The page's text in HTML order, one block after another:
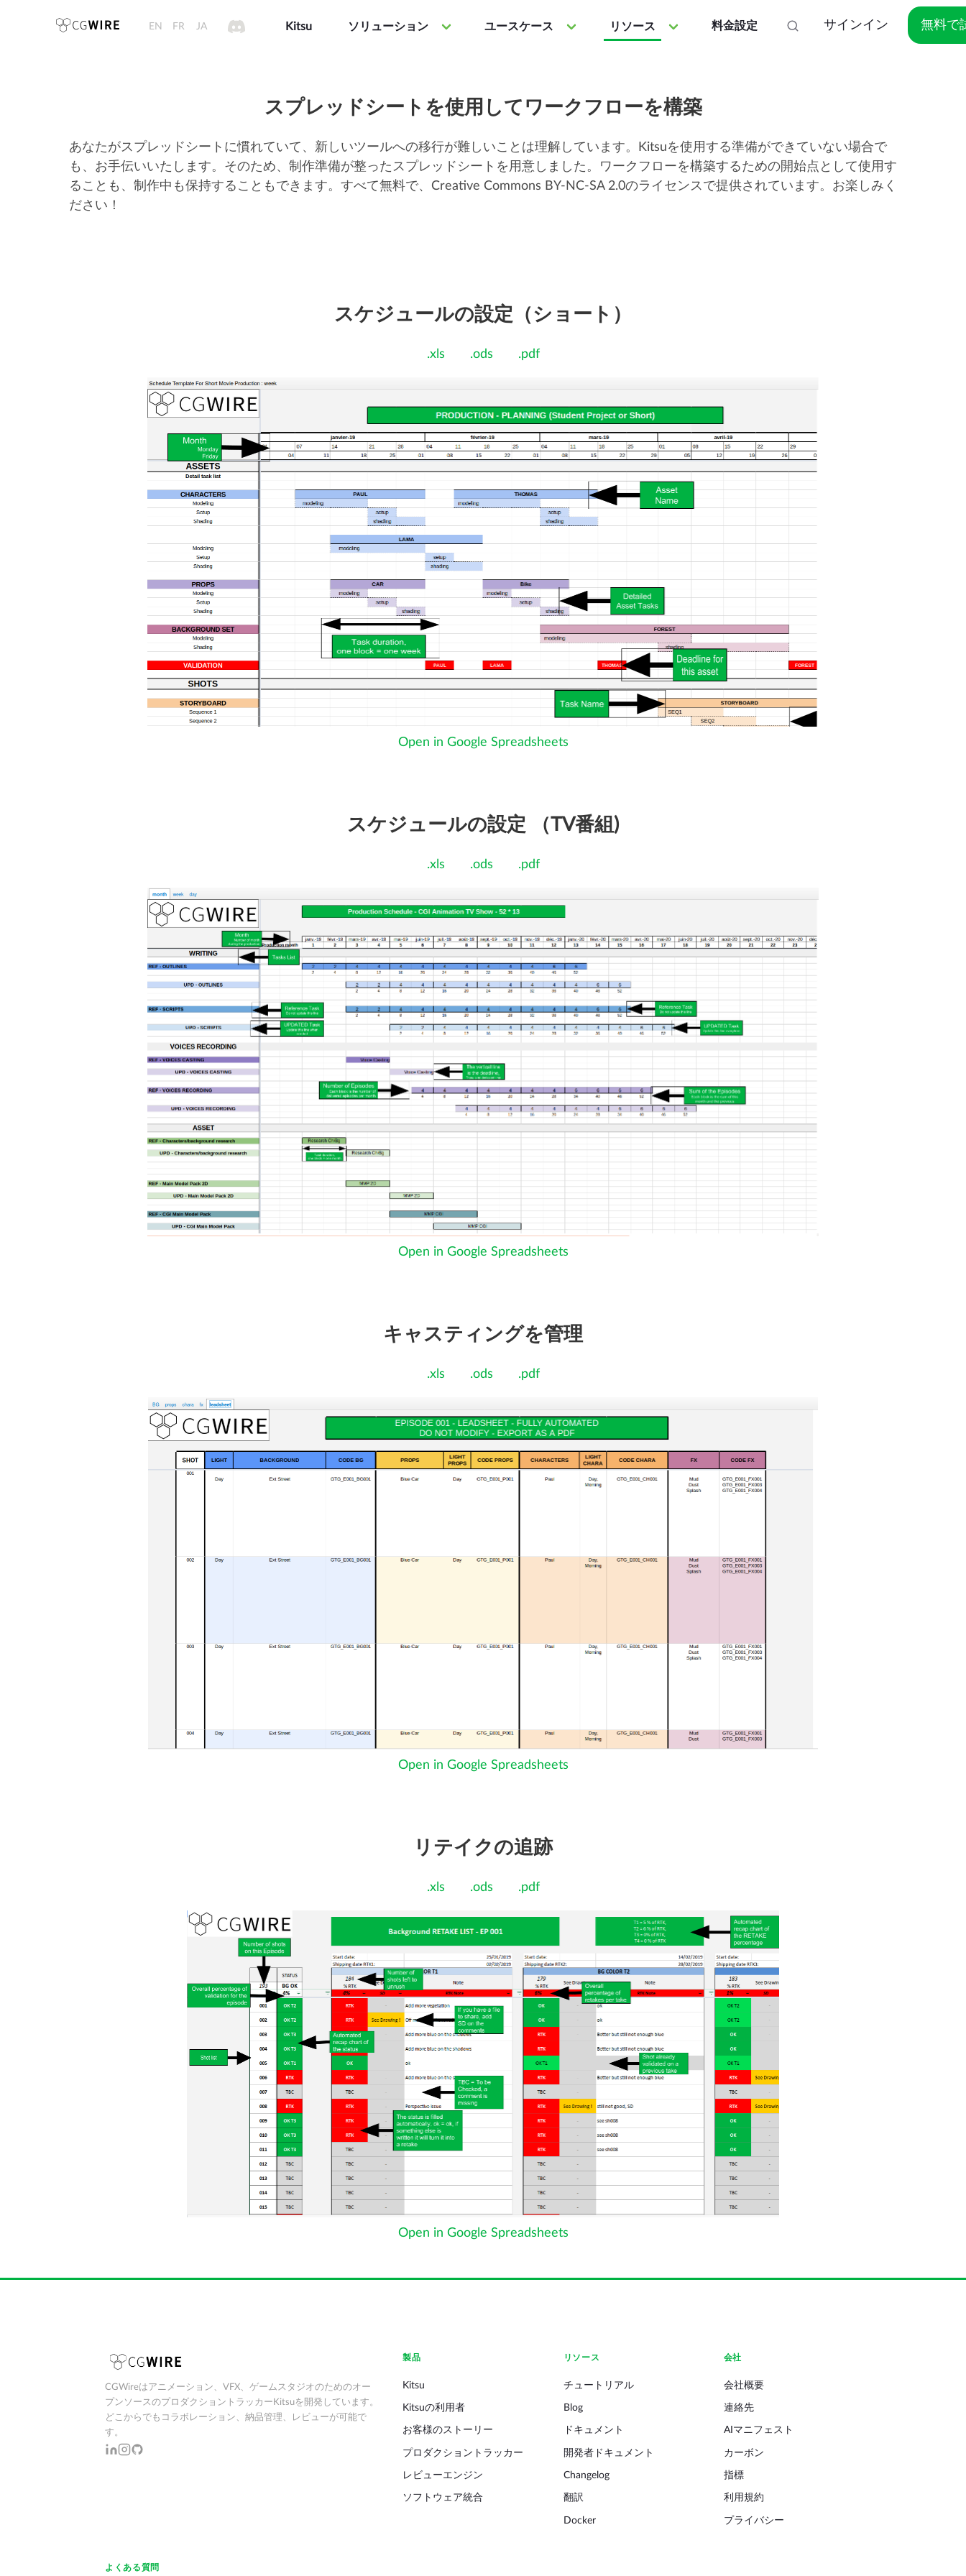
EN FR JA Kitsu ソリューション ユースケース リソース 料金設定 サインイン 無料で
スプレッドシートを使用してワークフローを構築
あなたがスプレッドシートに慣れていて、新しいツールへの移行が難しいことは理解しています。Kitsuを使用する準備ができていない場合で
も、お手伝いいたします。そのため、制作準備が整ったスプレッドシートを用意しました。ワークフローを構築するための開始点として使用す
ることも、制作中も保持することもできます。すべて無料で、Creative Commons BY-NC-SA 2.0のライセンスで提供されています。お楽しみく
ださい！
スケジュールの設定（ショート）
.xls .ods .pdf
Open in Google Spreadsheets
スケジュールの設定 （TV番組)
.xls .ods .pdf
Open in Google Spreadsheets
キャスティングを管理
.xls .ods .pdf
Open in Google Spreadsheets
リテイクの追跡
.xls .ods .pdf
Open in Google Spreadsheets
CGWireはアニメーション、VFX、ゲームスタジオのためのオー
プンソースのプロダクショントラッカーKitsuを開発しています。
どこからでもコラボレーション、納品管理、レビューが可能で
す。
製品
Kitsu
Kitsuの利用者
お客様のストーリー
プロダクショントラッカー
レビューエンジン
ソフトウェア統合
リソース
チュートリアル
Blog
ドキュメント
開発者ドキュメント
Changelog
翻訳
Docker
会社
会社概要
連絡先
AIマニフェスト
カーボン
指標
利用規約
プライバシー
よくある質問